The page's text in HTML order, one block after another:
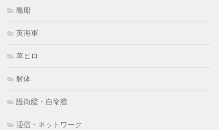
艦船
英海軍
草ヒロ
解体
護衛艦・自衛艦
通信・ネットワーク